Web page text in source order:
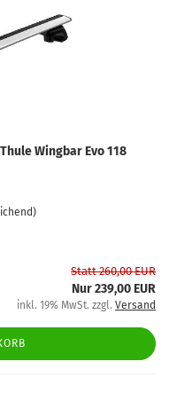
Wingbar Evo 118
Statt 260,00 EUR
Nur 239,00 EUR
inkl. 19% MwSt. zzgl. Versand